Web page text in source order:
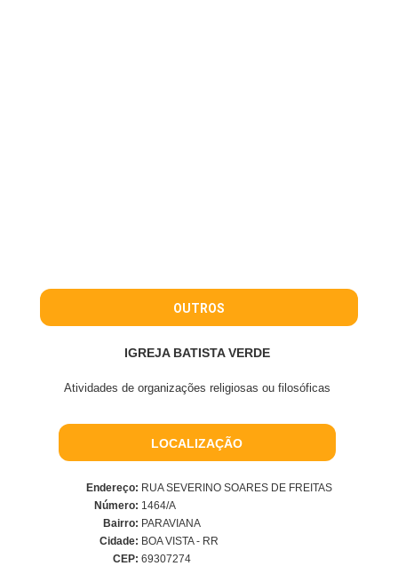
OUTROS
IGREJA BATISTA VERDE
Atividades de organizações religiosas ou filosóficas
LOCALIZAÇÃO
Endereço: RUA SEVERINO SOARES DE FREITAS
Número: 1464/A
Bairro: PARAVIANA
Cidade: BOA VISTA - RR
CEP: 69307274